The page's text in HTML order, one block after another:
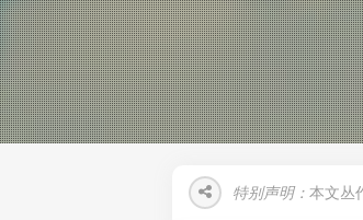
特别声明： 本文丛